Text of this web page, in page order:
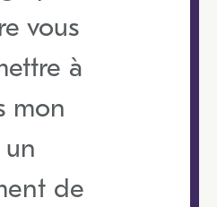
vous
à
mon
de